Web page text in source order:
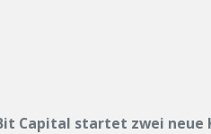
Capital startet zwei neue